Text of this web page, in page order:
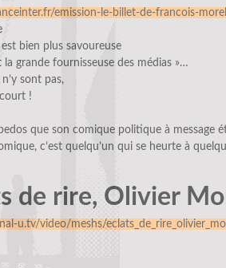
emission-le-billet-de-francois-
bien plus savoureuse
la grande fournisseuse des médias »…
sont pas,
!
que son comique politique à message
c’est quelqu’un qui se heurte à
de rire, Olivier
u.tv/video/meshs/